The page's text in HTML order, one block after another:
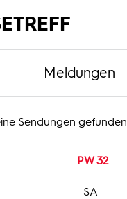
Meldungen
Sendungen gefunden
PW 32
SA